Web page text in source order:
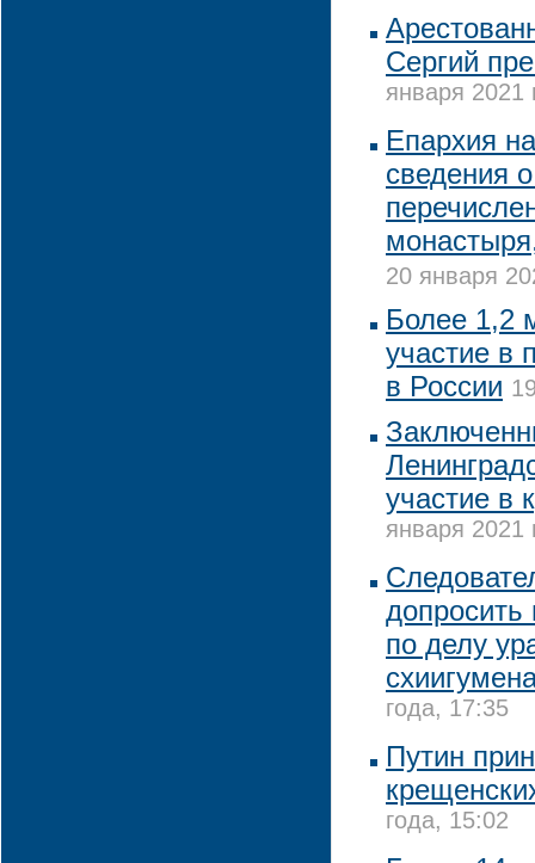
Сергий
января 2021
Епархия
сведения
20 января
Более 1,2
участие в
в России
участие в
января 2021
допросить
по делу
года, 17:35
Путин
года, 15:02